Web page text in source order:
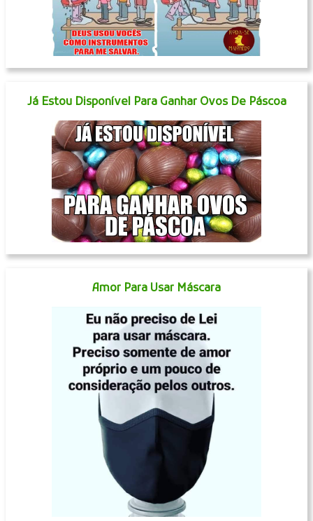
Já Estou Disponível Para Ganhar Ovos De Páscoa
Amor Para Usar Máscara